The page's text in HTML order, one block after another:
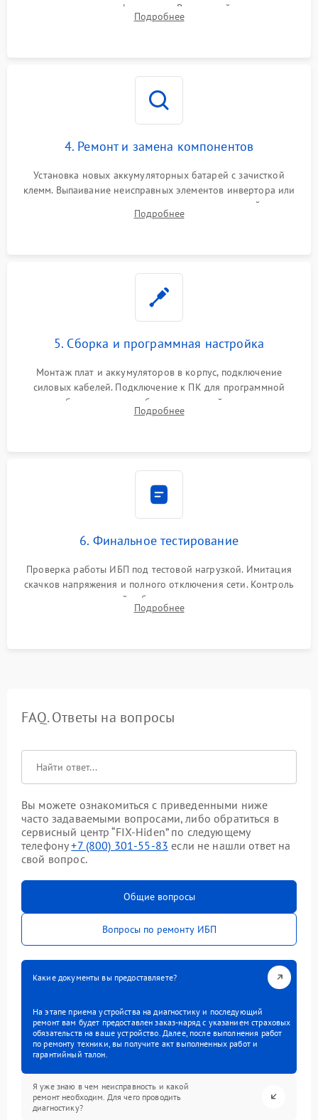
переключения и трансформатора. Визуальный поиск вздутых
конденсаторов и прогаров на печатной плате.
Подробнее
4. Ремонт и замена компонентов
Установка новых аккумуляторных батарей с зачисткой
клемм. Выпаивание неисправных элементов инвертора или
цепи зарядки и монтаж новых радиодеталей.
Восстановление поврежденных токоведущих дорожек и
Подробнее
5. Сборка и программная настройка
Монтаж плат и аккумуляторов в корпус, подключение
силовых кабелей. Подключение к ПК для программной
калибровки констант батареи, настройки порогов
срабатывания AVR и сброса счетчиков старения АКБ.
Подробнее
6. Финальное тестирование
Проверка работы ИБП под тестовой нагрузкой. Имитация
скачков напряжения и полного отключения сети. Контроль
времени автономной работы, температурного режима и
корректности формы выходного сигнала.
Подробнее
FAQ. Ответы на вопросы
Вы можете ознакомиться с приведенными ниже
часто задаваемыми вопросами, либо обратиться в
сервисный центр “FIX-Hiden” по следующему
телефону+7 (800) 301-55-83 если не нашли ответ на
свой вопрос.
Общие вопросы
Вопросы по ремонту ИБП
Какие документы вы предоставляете?
На этапе приема устройства на диагностику и последующий
ремонт вам будет предоставлен заказ-наряд с указанием страховых
обязательств на ваше устройство. Далее, после выполнения работ
по ремонту техники, вы получите акт выполненных работ и
гарантийный талон.
Я уже знаю в чем неисправность и какой
ремонт необходим. Для чего проводить
диагностику?